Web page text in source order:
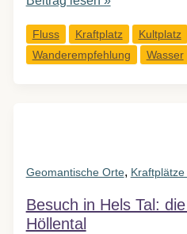
der
Bach
Fluss Kraftplatz Kultplatz
Wanderempfehlung
Wasser
Geomantische Orte,
Besuch in Hels Tal:
Höllental